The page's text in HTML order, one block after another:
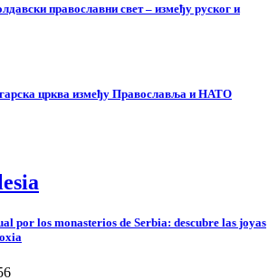
православни свет – између руског и
црква између Православља и НАТО
por los monasterios de Serbia: descubre las joyas